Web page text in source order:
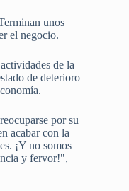
unos
el negocio.
de la
de deterioro
por su
acabar con la
¡Y no somos
y fervor!",